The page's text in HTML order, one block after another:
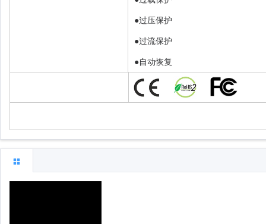
●过压保护
●过流保护
●自动恢复